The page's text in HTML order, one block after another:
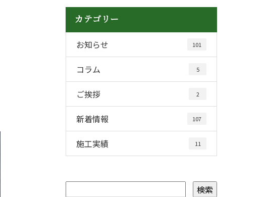
カテゴリー
お知らせ 101
コラム 5
ご挨拶 2
新着情報 107
施工実績 11